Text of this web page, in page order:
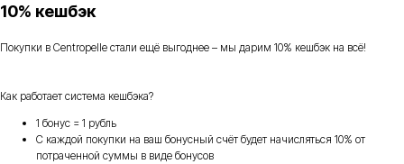
10% кешбэк
Покупки в Centropelle стали ещё выгоднее – мы дарим 10% кешбэк на всё!
Как работает система кешбэка?
1 бонус = 1 рубль
С каждой покупки на ваш бонусный счёт будет начисляться 10% от
потраченной суммы в виде бонусов